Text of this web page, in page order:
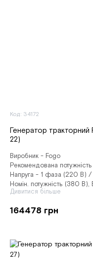
Код: 34172
Генератор тракторний
22)
Виробник - Fogo
Рекомендована
Напруга - 1 фаза (220 В)
Номін. потужність (380
Дивитися більше
164478 грн